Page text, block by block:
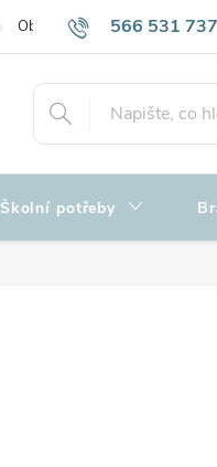
566 531 737
Obchodní podmínky
Školní potřeby